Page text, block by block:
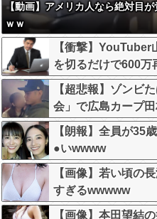
【動画】アメリカ人なら絶対目
ｗｗ
【衝撃】
を切るだけで600万
こう言うのでいい
【超悲報】ゾンビ
会」で広島カープ
めキスｗｗｗ
【朗報】全員が35
●いwwww
【画像】若い頃の
すぎるwwwww
【画像】本田望結